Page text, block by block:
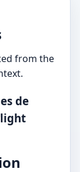
from the
de